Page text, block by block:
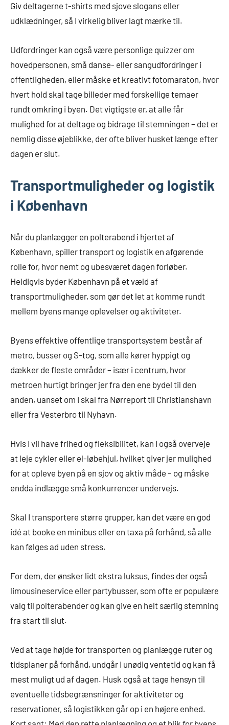
Giv deltagerne t-shirts med sjove slogans eller
udklædninger, så I virkelig bliver lagt mærke til.
Udfordringer kan også være personlige quizzer om
hovedpersonen, små danse- eller sangudfordringer i
offentligheden, eller måske et kreativt fotomaraton, hvor
hvert hold skal tage billeder med forskellige temaer
rundt omkring i byen. Det vigtigste er, at alle får
mulighed for at deltage og bidrage til stemningen – det er
nemlig disse øjeblikke, der ofte bliver husket længe efter
dagen er slut.
Transportmuligheder og logistik
i København
Når du planlægger en polterabend i hjertet af
København, spiller transport og logistik en afgørende
rolle for, hvor nemt og ubesværet dagen forløber.
Heldigvis byder København på et væld af
transportmuligheder, som gør det let at komme rundt
mellem byens mange oplevelser og aktiviteter.
Byens effektive offentlige transportsystem består af
metro, busser og S-tog, som alle kører hyppigt og
dækker de fleste områder – især i centrum, hvor
metroen hurtigt bringer jer fra den ene bydel til den
anden, uanset om I skal fra Nørreport til Christianshavn
eller fra Vesterbro til Nyhavn.
Hvis I vil have frihed og fleksibilitet, kan I også overveje
at leje cykler eller el-løbehjul, hvilket giver jer mulighed
for at opleve byen på en sjov og aktiv måde – og måske
endda indlægge små konkurrencer undervejs.
Skal I transportere større grupper, kan det være en god
idé at booke en minibus eller en taxa på forhånd, så alle
kan følges ad uden stress.
For dem, der ønsker lidt ekstra luksus, findes der også
limousineservice eller partybusser, som ofte er populære
valg til polterabender og kan give en helt særlig stemning
fra start til slut.
Ved at tage højde for transporten og planlægge ruter og
tidsplaner på forhånd, undgår I unødig ventetid og kan få
mest muligt ud af dagen. Husk også at tage hensyn til
eventuelle tidsbegrænsninger for aktiviteter og
reservationer, så logistikken går op i en højere enhed.